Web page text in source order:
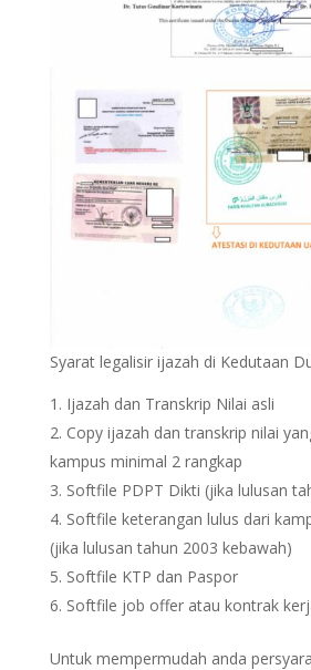
Syarat legalisir ijazah di Kedutaan
Ijazah dan Transkrip Nilai asli
Copy ijazah dan transkrip nilai
kampus minimal 2 rangkap
Softfile PDPT Dikti (jika lulusan
Softfile keterangan lulus dari
(jika lulusan tahun 2003 kebawah)
Softfile KTP dan Paspor
Softfile job offer atau kontrak
Untuk mempermudah anda